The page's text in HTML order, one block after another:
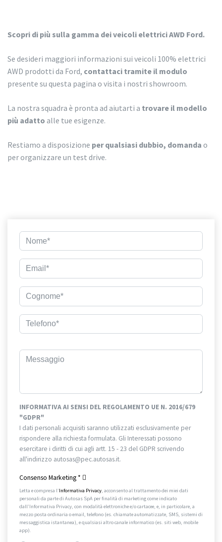
Scopri di più sulla gamma dei veicoli elettrici AWD Ford.
Se desideri maggiori informazioni sui veicoli 100% elettrici
AWD prodotti da Ford, contattaci tramite il modulo
presente su questa pagina o visita i nostri showroom.
La nostra squadra è pronta ad aiutarti a trovare il modello
più adatto alle tue esigenze.
Restiamo a disposizione per qualsiasi dubbio, domanda o
per organizzare un test drive.
INFORMATIVA AI SENSI DEL REGOLAMENTO UE N. 2016/679
"GDPR"
I dati personali acquisiti saranno utilizzati esclusivamente per
rispondere alla richiesta formulata. Gli Interessati possono
esercitare i diritti di cui agli artt. 15 - 23 del GDPR scrivendo
all'indirizzo autosas@pec.autosas.it.
Consenso Marketing *
Letta e compresa l’Informativa Privacy, acconsento al trattamento dei miei dati
personali da parte di Autosas SpA per finalità di marketing come indicato
dall’Informativa Privacy, con modalità elettroniche e/o cartacee, e, in particolare, a
mezzo posta ordinaria o email, telefono (es. chiamate automatizzate, SMS, sistemi di
messaggistica istantanea), e qualsiasi altro canale informatico (es. siti web, mobile
app).